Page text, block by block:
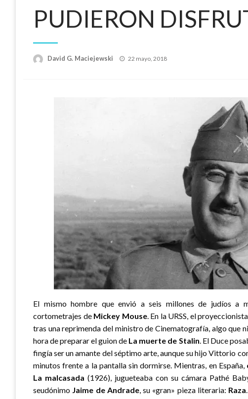
PUDIERON
David G. Maciejewski
Publicado
22 mayo, 2018
El mismo hombre que envió a seis millones de judíos a
cortometrajes de Mickey Mouse. En la URSS, el
tras una reprimenda del ministro de Cinematografía, algo que
hora de preparar el guion de La muerte de Stalin. El Duce
fingía ser un amante del séptimo arte, aunque su hijo Vittorio
minutos frente a la pantalla sin dormirse. Mientras, en España,
La malcasada (1926), jugueteaba con su cámara Pathé
seudónimo Jaime de Andrade, su «gran» pieza literaria: Raza